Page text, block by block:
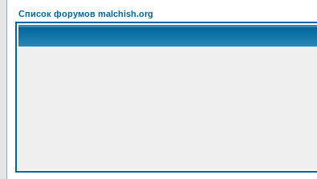
Список форумов malchish.org